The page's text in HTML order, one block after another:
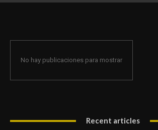
No hay publicaciones para mostrar
Recent articles